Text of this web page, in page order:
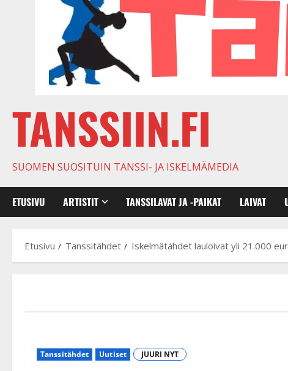
TANSSIIN.FI
SUOMEN SUOSITUIN TANSSI- JA ISKELMÄMEDIA
ETUSIVU ARTISTIT TANSSILAVAT JA -PAIKAT LAIVAT
Etusivu Tanssitähdet Iskelmätähdet lauloivat yli 21.000
Tanssitähdet Uutiset JUURI NYT